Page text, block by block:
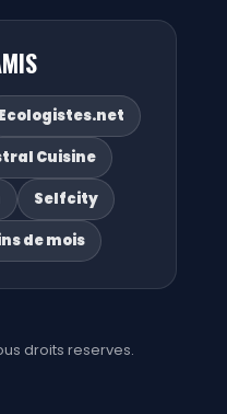
Ecologistes.net
Cuisine
Selfcity
de mois
droits reserves.